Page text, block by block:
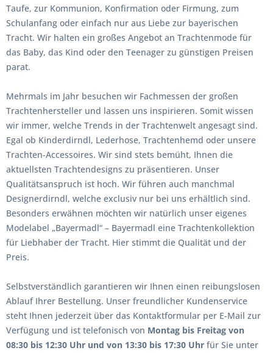
Taufe, zur Kommunion, Konfirmation oder Firmung, zum
Schulanfang oder einfach nur aus Liebe zur bayerischen
Tracht. Wir halten ein großes Angebot an Trachtenmode für
das Baby, das Kind oder den Teenager zu günstigen Preisen
parat.
Mehrmals im Jahr besuchen wir Fachmessen der großen
Trachtenhersteller und lassen uns inspirieren. Somit wissen
wir immer, welche Trends in der Trachtenwelt angesagt sind.
Egal ob Kinderdirndl, Lederhose, Trachtenhemd oder unsere
Trachten-Accessoires. Wir sind stets bemüht, Ihnen die
aktuellsten Trachtendesigns zu präsentieren. Unser
Qualitätsanspruch ist hoch. Wir führen auch manchmal
Designerdirndl, welche exclusiv nur bei uns erhältlich sind.
Besonders erwähnen möchten wir natürlich unser eigenes
Modelabel „Bayermadl“ – Bayermadl eine Trachtenkollektion
für Liebhaber der Tracht. Hier stimmt die Qualität und der
Preis.
Selbstverständlich garantieren wir Ihnen einen reibungslosen
Ablauf Ihrer Bestellung. Unser freundlicher Kundenservice
steht Ihnen jederzeit über das Kontaktformular per E-Mail zur
Verfügung und ist telefonisch von Montag bis Freitag von
08:30 bis 12:30 Uhr und von 13:30 bis 17:30 Uhr für Sie unter